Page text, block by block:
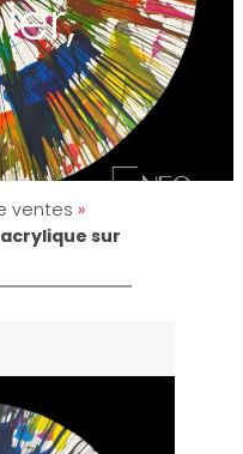
ventes »
sur